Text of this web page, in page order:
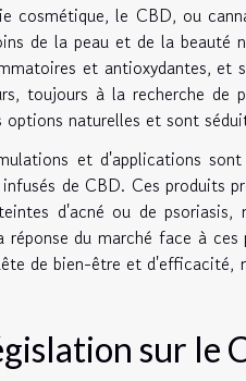
cosmétique, le CBD, ou
de la peau et de la beauté
et antioxydantes, et
toujours à la recherche
naturelles et sont
et d'applications
de CBD. Ces produits
d'acné ou de
du marché face à
de bien-être et d'efficacité,
sur le